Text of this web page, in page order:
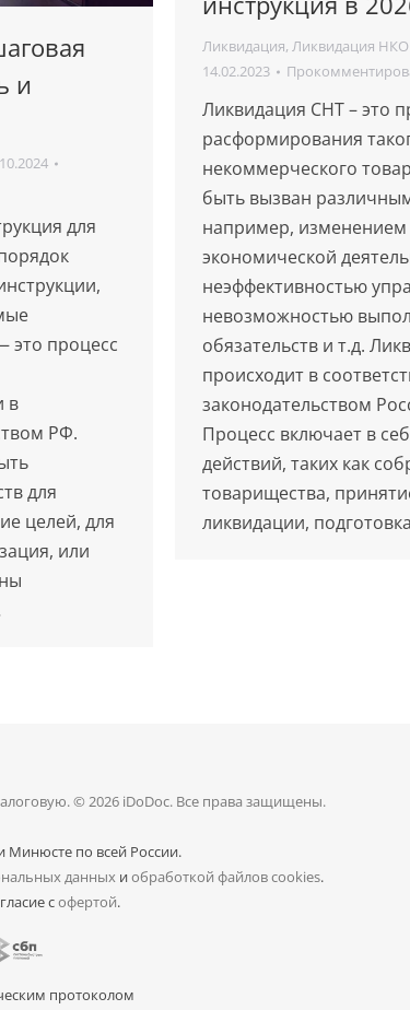
и
для
это процесс
в
РФ.
для
целей, для
или
Ликвидация, Ликвидация НКО
14.02.2023
Ликвидация СНТ – это
расформирования
некоммерческого
быть вызван
например, изменением
экономической
неэффективностью
невозможностью
обязательств и т.д.
происходит в
законодательством
Процесс включает в
действий, таких как
товарищества,
ликвидации,
© 2026 iDoDoc. Все права защищены.
Минюсте по всей России.
данных иобработкой файлов cookies.
софертой.
протоколом